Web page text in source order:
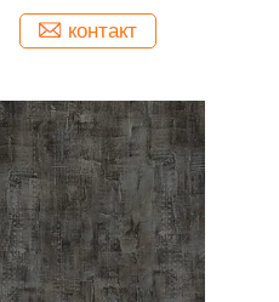
контакт